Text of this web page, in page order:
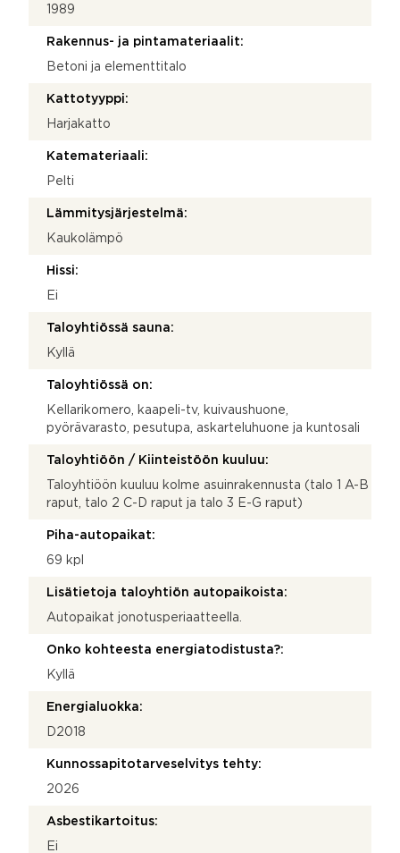
1989
Rakennus- ja pintamateriaalit:
Betoni ja elementtitalo
Kattotyyppi:
Harjakatto
Katemateriaali:
Pelti
Lämmitysjärjestelmä:
Kaukolämpö
Hissi:
Ei
Taloyhtiössä sauna:
Kyllä
Taloyhtiössä on:
Kellarikomero, kaapeli-tv, kuivaushuone,
pyörävarasto, pesutupa, askarteluhuone ja kuntosali
Taloyhtiöön / Kiinteistöön kuuluu:
Taloyhtiöön kuuluu kolme asuinrakennusta (talo 1 A-B
raput, talo 2 C-D raput ja talo 3 E-G raput)
Piha-autopaikat:
69 kpl
Lisätietoja taloyhtiön autopaikoista:
Autopaikat jonotusperiaatteella.
Onko kohteesta energiatodistusta?:
Kyllä
Energialuokka:
D2018
Kunnossapitotarveselvitys tehty:
2026
Asbestikartoitus:
Ei